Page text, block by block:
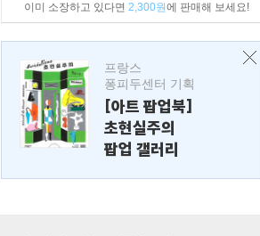
이미 소장하고 있다면 2,300원에 판매해 보세요!
프랑스
퐁피두센터 기획
[아트 팝업북]
초현실주의
팝업 갤러리